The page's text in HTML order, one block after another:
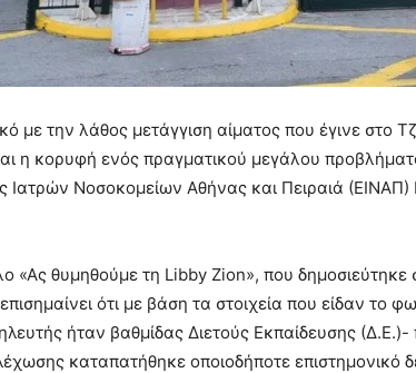
με την λάθος μετάγγιση αίματος που έγινε στο
η κορυφή ενός πραγματικού μεγάλου
Ιατρών Νοσοκομείων Αθήνας και Πειραιά (ΕΙΝΑΠ)
«Ας θυμηθούμε τη Libby Zion», που δημοσιεύτηκε
ότι με βάση τα στοιχεία που είδαν το
ήταν βαθμίδας Διετούς Εκπαίδευσης
καταπατήθηκε οποιοδήποτε επιστημονικό